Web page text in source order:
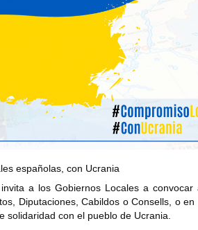
españolas, con Ucrania
a los Gobiernos Locales a
Diputaciones, Cabildos o Consells, o
con el pueblo de Ucrania.